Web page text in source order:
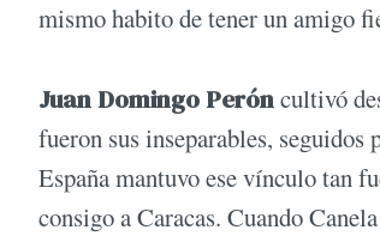
mismo habito de tener un amigo
Juan Domingo Peróncultivó
fueron sus inseparables, seguidos
España mantuvo ese vínculo tan
consigo a Caracas. Cuando